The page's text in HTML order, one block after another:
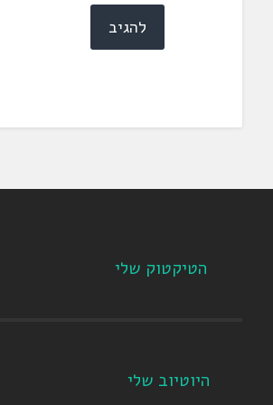
הטיקטוק שלי
היוטיוב שלי